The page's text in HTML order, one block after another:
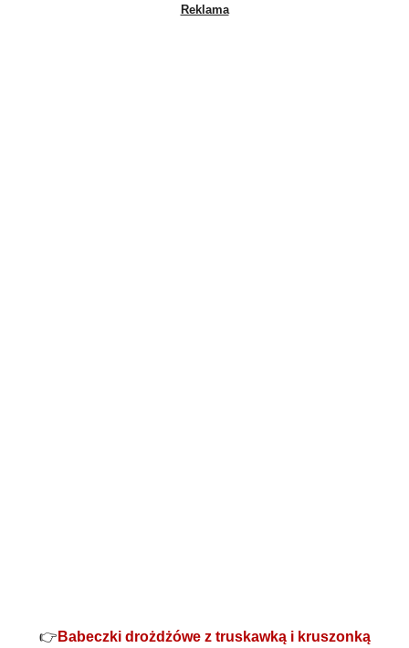
👉 Babeczki drożdżówe z truskawką i kruszonką